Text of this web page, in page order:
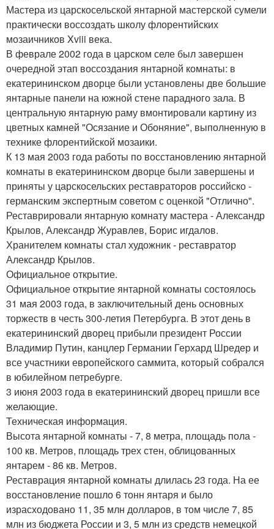
Мастера из царскосельской янтарной мастерской сумели
практически воссоздать школу флорентийских
мозаичников Xviii века.
В феврале 2002 года в царском селе был завершен
очередной этап воссоздания янтарной комнаты: в
екатерининском дворце были установлены две большие
янтарные панели на южной стене парадного зала. В
центральную янтарную раму вмонтировали картину из
цветных камней "Осязание и Обоняние", выполненную в
технике флорентийской мозаики.
К 13 мая 2003 года работы по восстановлению янтарной
комнаты в екатерининском дворце были завершены и
приняты у царскосельских реставраторов российско -
германским экспертным советом с оценкой "Отлично".
Реставрировали янтарную комнату мастера - Александр
Крылов, Александр Журавлев, Борис игдалов.
Хранителем комнаты стал художник - реставратор
Александр Крылов.
Официальное открытие.
Официальное открытие янтарной комнаты состоялось
31 мая 2003 года, в заключительный день основных
торжеств в честь 300-летия Петербурга. В этот день в
екатерининский дворец прибыли президент России
Владимир Путин, канцлер Германии Герхард Шредер и
все участники европейского саммита, который собрался
в юбилейном петребурге.
3 июня 2003 года в екатерининский дворец пришли все
желающие.
Техническая информация.
Высота янтарной комнаты - 7, 8 метра, площадь пола -
100 кв. Метров, площадь трех стен, облицованных
янтарем - 86 кв. Метров.
Реставрация янтарной комнаты длилась 23 года. На ее
восстановление пошло 6 тонн янтаря и было
израсходовано 11, 35 млн долларов, в том числе 7, 85
млн из бюджета России и 3, 5 млн из средств немецкой